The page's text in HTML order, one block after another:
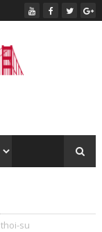
thoi-su